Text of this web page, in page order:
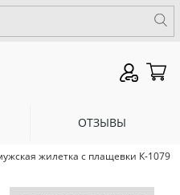
ОТЗЫВЫ
жилетка с плащевки К-1079